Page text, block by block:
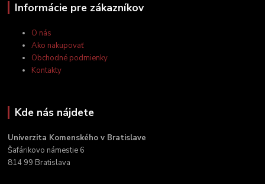
Informácie pre zákazníkov
O nás
Ako nakupovať
Obchodné podmienky
Kontakty
Kde nás nájdete
Univerzita Komenského v Bratislave
Šafárikovo námestie 6
814 99 Bratislava